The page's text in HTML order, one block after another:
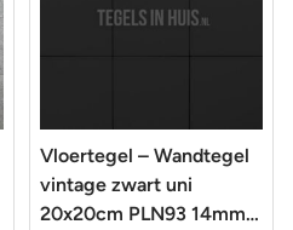
Vloertegel – Wandtegel
vintage zwart uni
20x20cm PLN93 14mm